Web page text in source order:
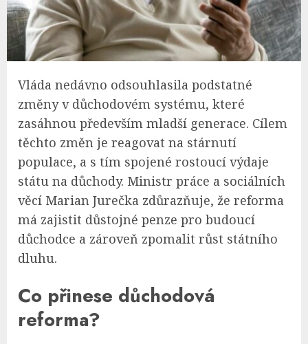
Vláda nedávno odsouhlasila podstatné
změny v důchodovém systému, které
zasáhnou především mladší generace. Cílem
těchto změn je reagovat na stárnutí
populace, a s tím spojené rostoucí výdaje
státu na důchody. Ministr práce a sociálních
věcí Marian Jurečka zdůrazňuje, že reforma
má zajistit důstojné penze pro budoucí
důchodce a zároveň zpomalit růst státního
dluhu.
Co přinese důchodová
reforma?